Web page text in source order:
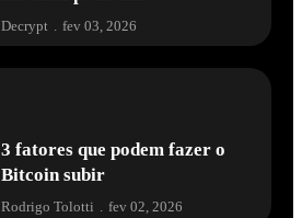
Decrypt . fev 03, 2026
3 fatores que podem fazer o
Bitcoin subir
Rodrigo Tolotti fev 02, 2026